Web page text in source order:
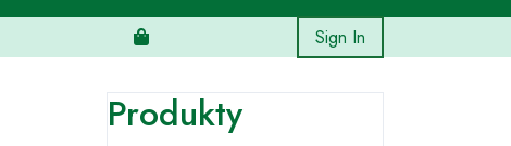
Sign In
Produkty